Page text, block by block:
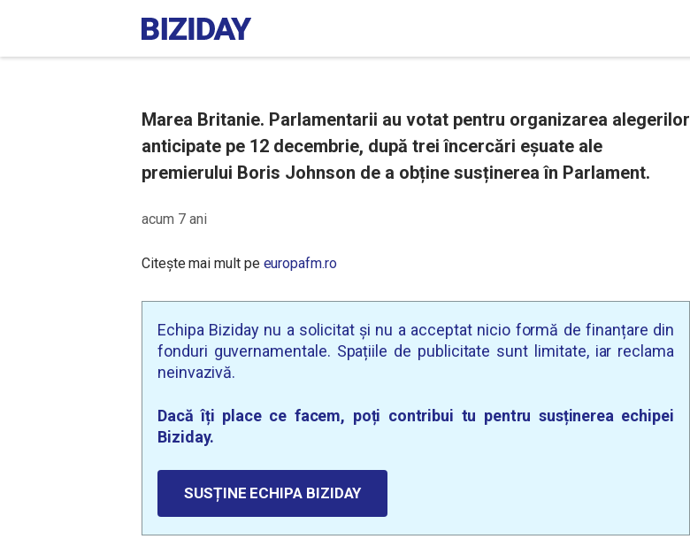
Marea Britanie. Parlamentarii au votat pentru organizarea alegerilor
anticipate pe 12 decembrie, după trei încercări eșuate ale
premierului Boris Johnson de a obține susținerea în Parlament.
acum 7 ani
Citește mai mult pe europafm.ro
Echipa Biziday nu a solicitat și nu a acceptat nicio formă de finanțare din
fonduri guvernamentale. Spațiile de publicitate sunt limitate, iar reclama
neinvazivă.
Dacă îți place ce facem, poți contribui tu pentru susținerea echipei
Biziday.
SUSȚINE ECHIPA BIZIDAY